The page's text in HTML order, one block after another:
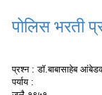
पोलिस भरती
प्रश्न : डॉ.बाबासाहेब
पर्याय :